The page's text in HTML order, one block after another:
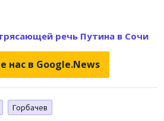
речь Путина в Сочи
нас в Google.News
Горбачев